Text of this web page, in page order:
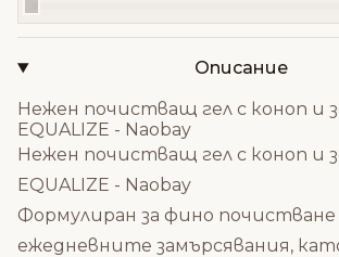
Описание
Нежен почистващ гел с коноп и
EQUALIZE - Naobay
Нежен почистващ гел с коноп и
EQUALIZE - Naobay
Формулиран за фино почистване
ежедневните замърсявания,